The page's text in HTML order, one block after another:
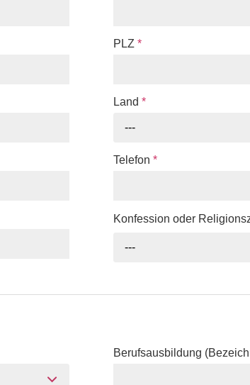
PLZ*
Land*
---
Telefon*
Konfession oder
---
Berufsausbildung